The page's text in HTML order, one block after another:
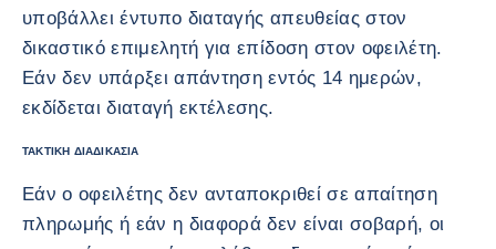
υποβάλλει έντυπο διαταγής απευθείας στον
δικαστικό επιμελητή για επίδοση στον οφειλέτη.
Εάν δεν υπάρξει απάντηση εντός 14 ημερών,
εκδίδεται διαταγή εκτέλεσης.
ΤΑΚΤΙΚΉ ΔΙΑΔΙΚΑΣΊΑ
Εάν ο οφειλέτης δεν ανταποκριθεί σε απαίτηση
πληρωμής ή εάν η διαφορά δεν είναι σοβαρή, οι